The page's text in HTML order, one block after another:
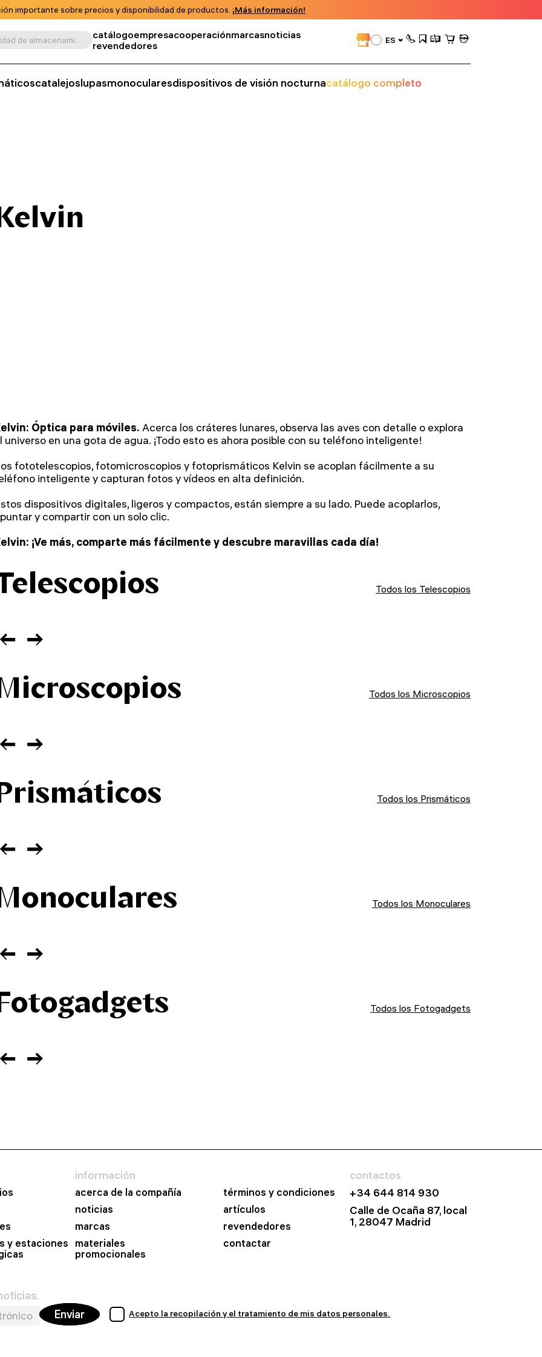
importante sobre precios y disponibilidad de productos. ¡Más información!
Buscar por producto, unidad de almacenamiento, categoría, etc. catálogoempresacooperaciónmarcasnoticias
revendedores
ES
catalejoslupasmonocularesdispositivos de visión nocturnacatálogo completo
Óptica para móviles. Acerca los cráteres lunares, observa las aves con detalle o explora
universo en una gota de agua. ¡Todo esto es ahora posible con su teléfono inteligente!
fototelescopios, fotomicroscopios y fotoprismáticos Kelvin se acoplan fácilmente a su
inteligente y capturan fotos y vídeos en alta definición.
dispositivos digitales, ligeros y compactos, están siempre a su lado. Puede acoplarlos,
y compartir con un solo clic.
¡Ve más, comparte más fácilmente y descubre maravillas cada día!
Todos los Telescopios
Todos los Microscopios
Todos los Prismáticos
Todos los Monoculares
Todos los Fotogadgets
y estaciones
información
acerca de la compañía
términos y condiciones
noticias
artículos
marcas
revendedores
materiales
promocionales
contactar
contactos
+34 644 814 930
Calle de Ocaña 87, local
1, 28047 Madrid
Enviar
Acepto la recopilación y el tratamiento de mis datos personales.